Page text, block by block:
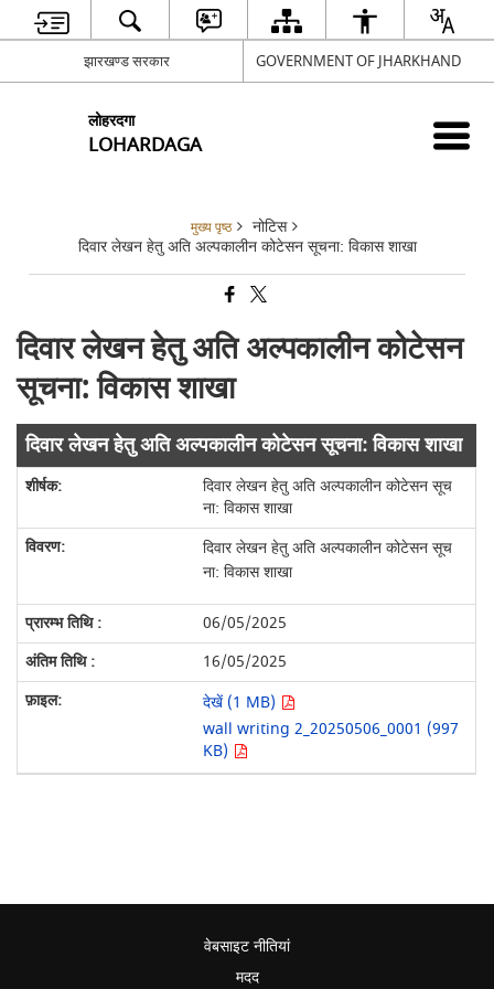
झारखण्ड सरकार GOVERNMENT OF JHARKHAND
लोहरदगा
LOHARDAGA
मुख्य पृष्ठ
नोटिस
दिवार लेखन हेतु अति अल्पकालीन कोटेसन सूचना: विकास शाखा
दिवार लेखन हेतु अति अल्पकालीन कोटेसन
सूचना: विकास शाखा
दिवार लेखन हेतु अति अल्पकालीन कोटेसन सूचना: विकास शाखा
दिवार लेखन हेतु अति अल्पकालीन कोटेसन सूच
ना: विकास शाखा
दिवार लेखन हेतु अति अल्पकालीन कोटेसन सूच
ना: विकास शाखा
06/05/2025
16/05/2025
देखें (1 MB)
wall writing 2_20250506_0001 (997
KB)
वेबसाइट नीतियां
मदद